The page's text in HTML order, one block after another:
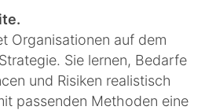
Organisationen auf dem
Sie lernen, Bedarfe
und Risiken realistisch
passenden Methoden eine